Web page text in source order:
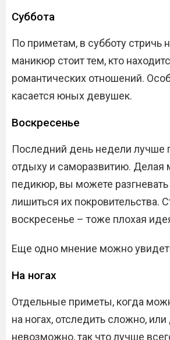
Суббота
По приметам, в субботу стричь
маникюр стоит тем, кто
романтических отношений.
касается юных девушек.
Воскресенье
Последний день недели лучше
отдыху и саморазвитию. Делая
педикюр, вы можете
лишиться их покровительства.
воскресенье – тоже плохая
Еще одно мнение можно
На ногах
Отдельные приметы, когда
на ногах, отследить сложно,
невозможно, так что лучше